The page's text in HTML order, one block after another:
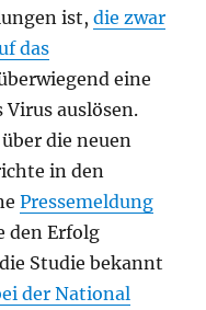
ist,die zwar
das
eine
auslösen.
die neuen
in den
Pressemeldung
den Erfolg
Studie bekannt
der National